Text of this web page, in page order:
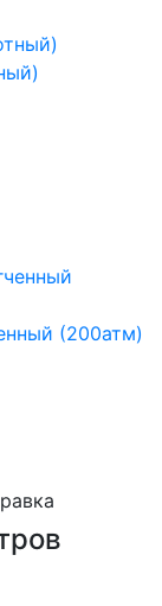
(200атм)